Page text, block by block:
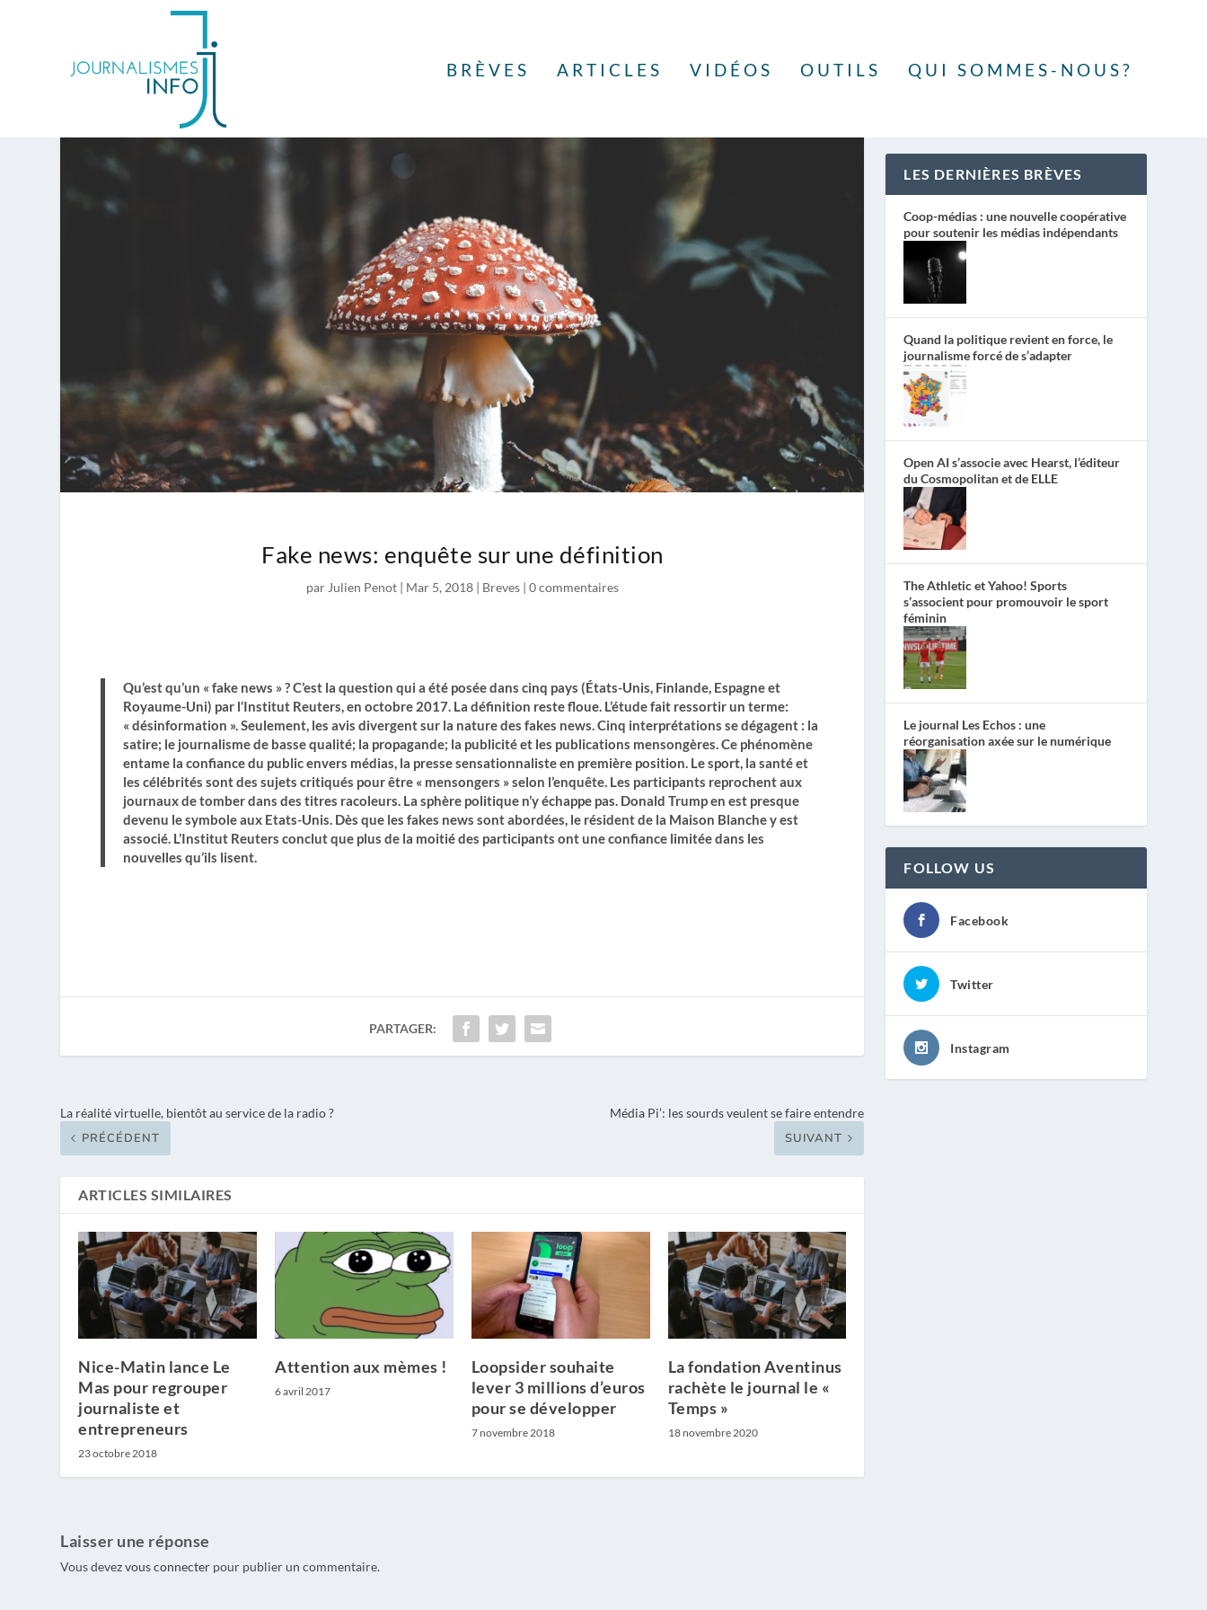
BRÈVES ARTICLES VIDÉOS OUTILS QUI SOMMES-NOUS?
Fake news: enquête sur une définition
parJulien Penot| Mar 5, 2018| Breves| 0 commentaires
Qu’est qu’un « fake news » ? C’est la question qui a été posée dans cinq pays (États-Unis, Finlande, Espagne et
Royaume-Uni) par l‘Institut Reuters,en octobre 2017. La définition reste floue. L’étude fait ressortir un terme:
« désinformation ». Seulement, les avis divergent sur la nature des fakes news. Cinq interprétations se dégagent : la
satire; le journalisme de basse qualité; la propagande; la publicité et les publications mensongères. Ce phénomène
entame la confiance du public envers médias, la presse sensationnaliste en première position. Le sport, la santé et
les célébrités sont des sujets critiqués pour être « mensongers » selon l’enquête. Les participants reprochent aux
journaux de tomber dans des titres racoleurs. La sphère politique n’y échappe pas. Donald Trump en est presque
devenu le symbole aux Etats-Unis. Dès que les fakes news sont abordées, le résident de la Maison Blanche y est
associé. L’Institut Reuters conclut que plus de la moitié des participants ont une confiance limitée dans les
nouvelles qu’ils lisent.
PARTAGER:
La réalité virtuelle, bientôt au service de la radio ?
PRÉCÉDENT
Média Pi’: les sourds veulent se faire entendre
SUIVANT
ARTICLES SIMILAIRES
Nice-Matin lance Le
Mas pour regrouper
journaliste et
entrepreneurs
23 octobre 2018
Attention aux mèmes !
6 avril 2017
Loopsider souhaite
lever 3 millions d’euros
pour se développer
7 novembre 2018
La fondation Aventinus
rachète le journal le «
Temps »
18 novembre 2020
Laisser une réponse
Vous devezvous connecter pour publier un commentaire.
LES DERNIÈRES BRÈVES
Coop-médias : une nouvelle coopérative
pour soutenir les médias indépendants
Quand la politique revient en force, le
journalisme forcé de s’adapter
Open AI s’associe avec Hearst, l’éditeur
du Cosmopolitan et de ELLE
The Athletic et Yahoo! Sports
s’associent pour promouvoir le sport
féminin
Le journal Les Echos : une
réorganisation axée sur le numérique
FOLLOW US
Facebook
Twitter
Instagram